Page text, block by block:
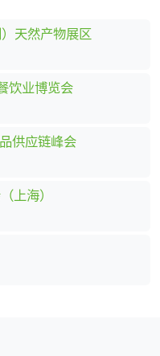
天然产物展区
饮业博览会
供应链峰会
上海）